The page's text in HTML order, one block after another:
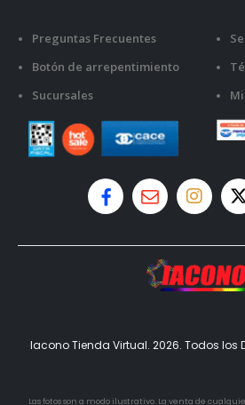
Preguntas Frecuentes
Botón de arrepentimiento
Sucursales
Iacono Tienda Virtual. 2026. Todos los
Las fotos son a modo ilustrativo. La venta de